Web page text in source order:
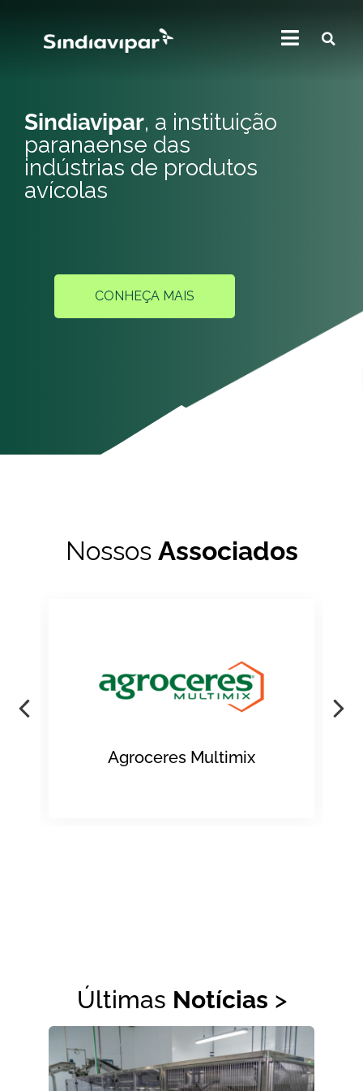
Sindiavipar, a instituição
paranaense das
indústrias de produtos
avícolas
CONHEÇA MAIS
Nossos Associados
Agrogen
Últimas Notícias >